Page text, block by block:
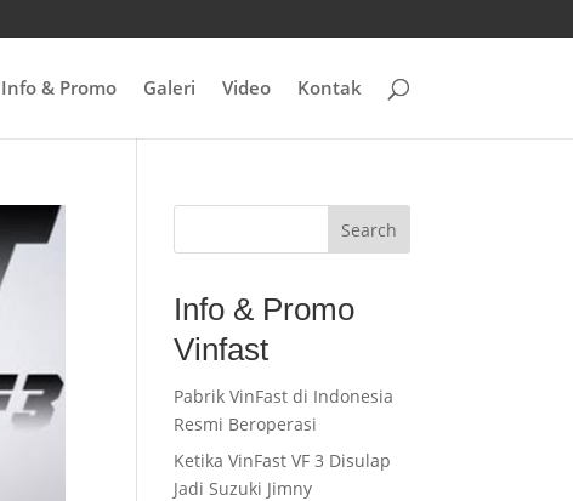
Info & Promo Galeri Video Kontak
Search
Info & Promo
Vinfast
Pabrik VinFast di Indonesia
Resmi Beroperasi
Ketika VinFast VF 3 Disulap
Jadi Suzuki Jimny